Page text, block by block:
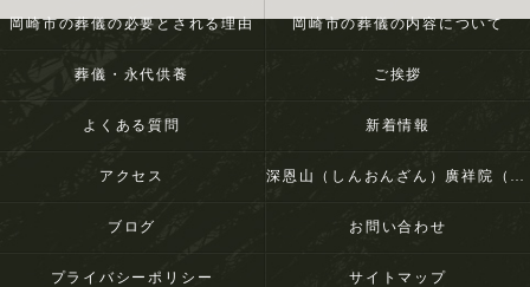
岡崎市の葬儀の必要とされる理由 岡崎市の葬儀の内容について
葬儀・永代供養 ご挨拶
よくある質問 新着情報
アクセス 深恩山（しんおんざん）廣祥院（こうしょういん）
ブログ お問い合わせ
プライバシーポリシー サイトマップ